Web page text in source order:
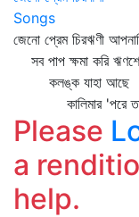
Songs
জেনো প্রেম চিরঋণী
সব পাপ ক্ষমা করি
কলঙ্ক যাহা আছে
কালিমার 'পরে
Please
a
help.